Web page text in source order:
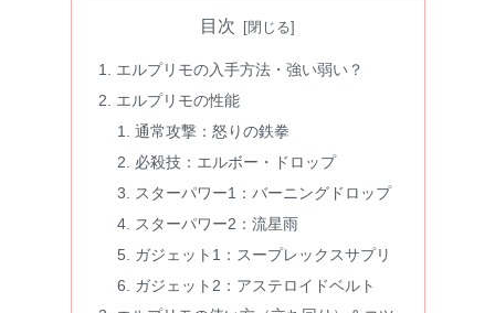
目次
エルプリモの入手方法・強い弱い？
エルプリモの性能
通常攻撃：怒りの鉄拳
必殺技：エルボー・ドロップ
スターパワー1：バーニングドロップ
スターパワー2：流星雨
ガジェット1：スープレックスサプリ
ガジェット2：アステロイドベルト